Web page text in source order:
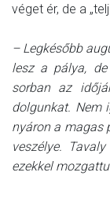
véget ér, de a
– Legkésőbb
lesz a pálya,
sorban az
dolgunkat. Nem
nyáron a magas
veszélye.
ezekkel